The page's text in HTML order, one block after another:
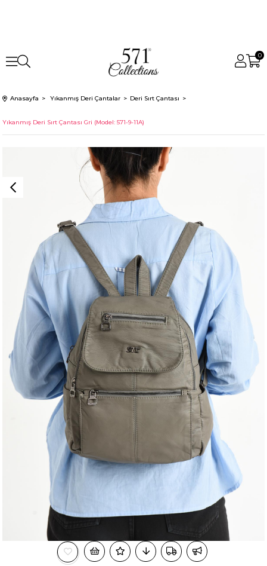
0
Anasayfa Yıkanmış Deri Çantalar Deri Sırt Çantası
Yıkanmış Deri Sırt Çantası Gri (Model: 571-9-11A)